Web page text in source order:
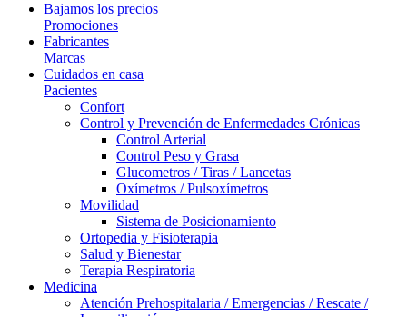
Bajamos los precios
Promociones
Fabricantes
Marcas
Cuidados en casa
Pacientes
Confort
Control y Prevención de Enfermedades Crónicas
Control Arterial
Control Peso y Grasa
Glucometros / Tiras / Lancetas
Oxímetros / Pulsoxímetros
Movilidad
Sistema de Posicionamiento
Ortopedia y Fisioterapia
Salud y Bienestar
Terapia Respiratoria
Medicina
Atención Prehospitalaria / Emergencias / Rescate /